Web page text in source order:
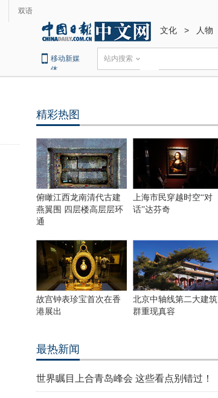
双语
文化 > 人物
移动新媒
体
站内搜索
精彩热图
俯瞰江西龙南清代古建
燕翼围 四层楼高层层环
通
上海市民穿越时空“对
话”达芬奇
故宫钟表珍宝首次在香
港展出
北京中轴线第二大建筑
群重现真容
最热新闻
世界瞩目上合青岛峰会 这些看点别错过！